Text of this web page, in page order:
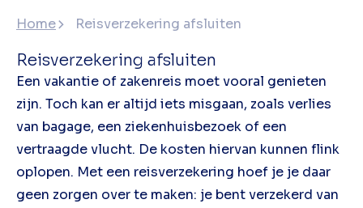
Home Reisverzekering afsluiten
Reisverzekering afsluiten
Een vakantie of zakenreis moet vooral genieten
zijn. Toch kan er altijd iets misgaan, zoals verlies
van bagage, een ziekenhuisbezoek of een
vertraagde vlucht. De kosten hiervan kunnen flink
oplopen. Met een reisverzekering hoef je je daar
geen zorgen over te maken: je bent verzekerd van